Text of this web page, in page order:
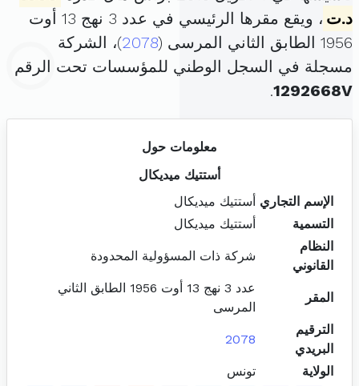
د.ت
، ويقع مقرها الرئيسي في عدد 3 نهج 13 أوت
1956 الطابق الثاني المرسى (
2078)، الشركة
مسجلة في السجل الوطني للمؤسسات تحت الرقم
1292668V
.
معلومات حول
أستتيك ميديكال
الإسم التجاري أستتيك ميديكال
التسمية
أستتيك ميديكال
النظام
القانوني
شركة ذات المسؤولية المحدودة
المقر
عدد 3 نهج 13 أوت 1956 الطابق الثاني
المرسى
الترقيم
البريدي
2078
الولاية تونس